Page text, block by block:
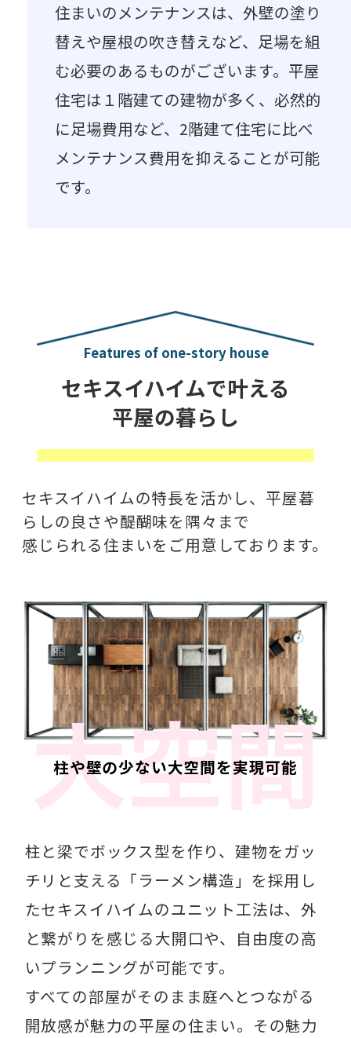
住まいのメンテナンスは、外壁の塗り
替えや屋根の吹き替えなど、足場を組
む必要のあるものがございます。平屋
住宅は１階建ての建物が多く、必然的
に足場費用など、2階建て住宅に比べ
メンテナンス費用を抑えることが可能
です。
Features of one-story house
セキスイハイムで叶える
平屋の暮らし
セキスイハイムの特長を活かし、平屋暮
らしの良さや醍醐味を隅々まで
感じられる住まいをご用意しております。
柱や壁の少ない大空間を実現可能
柱と梁でボックス型を作り、建物をガッ
チリと支える「ラーメン構造」を採用し
たセキスイハイムのユニット工法は、外
と繋がりを感じる大開口や、自由度の高
いプランニングが可能です。​
すべての部屋がそのまま庭へとつながる
開放感が魅力の平屋の住まい。その魅力